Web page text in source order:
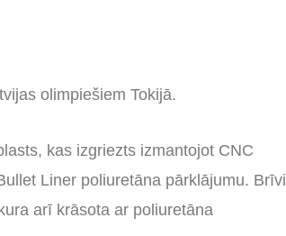
olimpiešiem Tokijā.
kas izgriezts izmantojot CNC
Liner poliuretāna pārklājumu. Brīvi
arī krāsota ar poliuretāna